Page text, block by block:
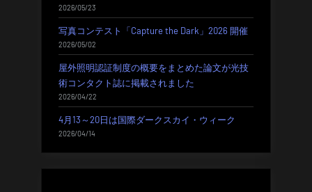
2026/05/23
写真コンテスト「Capture the Dark」2026 開催
2026/05/02
屋外照明認証制度の概要をまとめた論文が光技
術コンタクト誌に掲載されました
2026/04/22
4月13～20日は国際ダークスカイ・ウィーク
2026/04/14